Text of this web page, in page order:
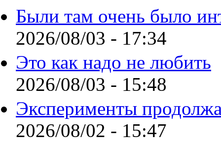
Были там очень было
2026/08/03 - 17:34
Это как надо не любить
2026/08/03 - 15:48
Эксперименты
2026/08/02 - 15:47